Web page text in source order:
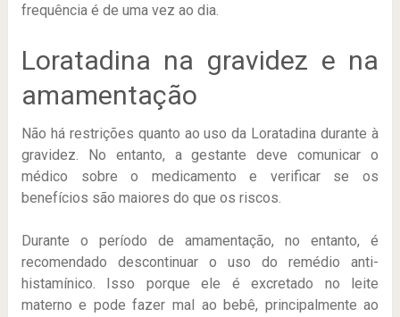
frequência é de uma vez ao dia.
Loratadina na gravidez e na
amamentação
Não há restrições quanto ao uso da Loratadina durante à
gravidez. No entanto, a gestante deve comunicar o
médico sobre o medicamento e verificar se os
benefícios são maiores do que os riscos.
Durante o período de amamentação, no entanto, é
recomendado descontinuar o uso do remédio anti-
histamínico. Isso porque ele é excretado no leite
materno e pode fazer mal ao bebê, principalmente ao